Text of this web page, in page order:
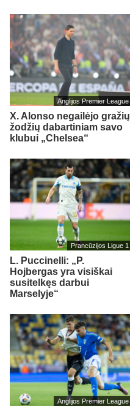
Anglijos Premier League
X. Alonso negailėjo gražių
žodžių dabartiniam savo
klubui „Chelsea“
Prancūzijos Ligue 1
L. Puccinelli: „P.
Hojbergas yra visiškai
susitelkęs darbui
Marselyje“
Anglijos Premier League